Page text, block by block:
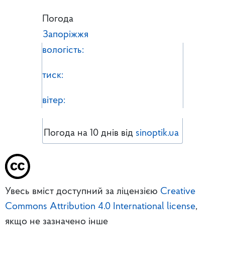
Погода
Запоріжжя
вологість:
тиск:
вітер:
Погода на 10 днів від sinoptik.ua
Увесь вміст доступний за ліцензією Creative
Commons Attribution 4.0 International license,
якщо не зазначено інше